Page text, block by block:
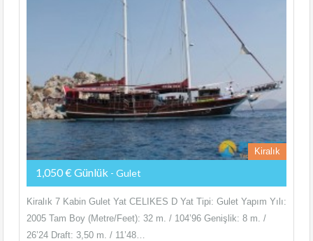
Kiralık
1,050 € Günlük - Gulet
Kiralık 7 Kabin Gulet Yat CELIKES D Yat Tipi: Gulet Yapım Yılı:
2005 Tam Boy (Metre/Feet): 32 m. / 104’96 Genişlik: 8 m. /
26’24 Draft: 3,50 m. / 11’48…